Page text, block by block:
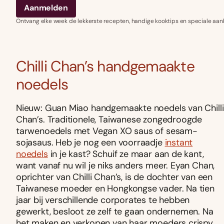
Ontvang elke week de lekkerste recepten, handige kooktips en speciale
Chilli Chan’s handgemaakte
noedels
Nieuw: Guan Miao handgemaakte noedels van Chilli
Chan’s. Traditionele, Taiwanese zongedroogde
tarwenoedels met Vegan XO saus of sesam-
sojasaus. Heb je nog een voorraadje instant
noedels in je kast? Schuif ze maar aan de kant,
want vanaf nu wil je niks anders meer. Eyan Chan,
oprichter van Chilli Chan’s, is de dochter van een
Taiwanese moeder en Hongkongse vader. Na tien
jaar bij verschillende corporates te hebben
gewerkt, besloot ze zelf te gaan ondernemen. Na